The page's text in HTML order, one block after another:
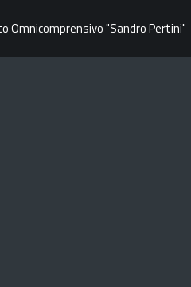
Omnicomprensivo "Sandro Pertini"